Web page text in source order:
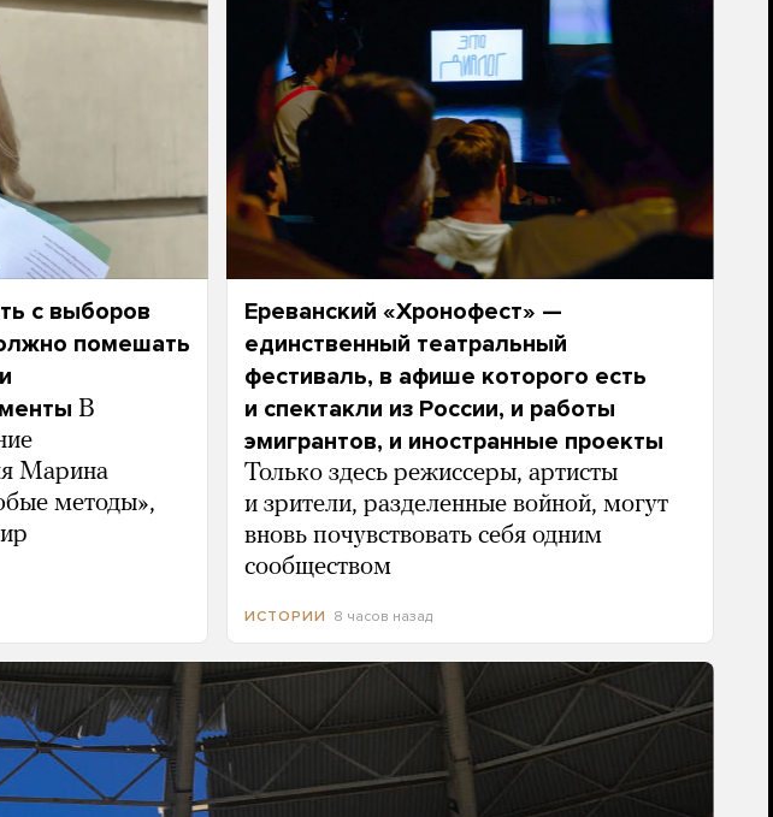
с выборов
помешать
В
Марина
методы»,
Ереванский «Хронофест» —
единственный театральный
фестиваль, в афише которого есть
и спектакли из России, и работы
эмигрантов, и иностранные проекты
Только здесь режиссеры, артисты
и зрители, разделенные войной, могут
вновь почувствовать себя одним
сообществом
ИСТОРИИ 8 часов назад